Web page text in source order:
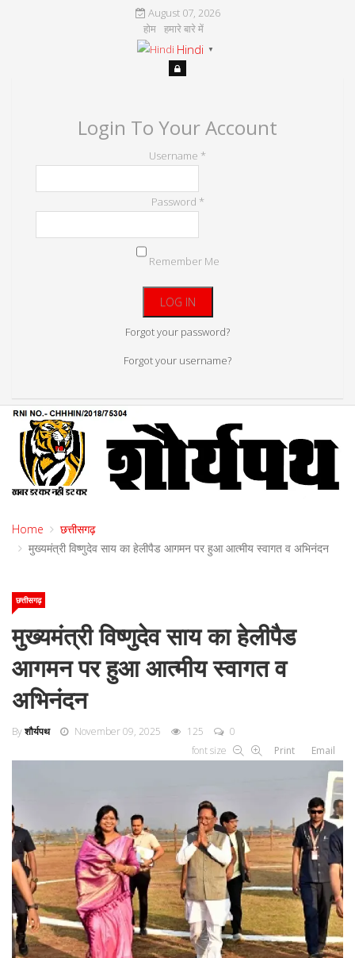
August 07, 2026
होम हमारे बारे में
Hindi ▼
Login To Your Account
Username *
Password *
Remember Me
Forgot your password?
Forgot your username?
Home
छत्तीसगढ़
मुख्यमंत्री विष्णुदेव साय का हेलीपैड आगमन पर हुआ आत्मीय स्वागत व अभिनंदन
छत्तीसगढ़
मुख्यमंत्री विष्णुदेव साय का हेलीपैड
आगमन पर हुआ आत्मीय स्वागत व
अभिनंदन
Byशौर्यपथ November 09, 2025 125
0
font size
Print Email